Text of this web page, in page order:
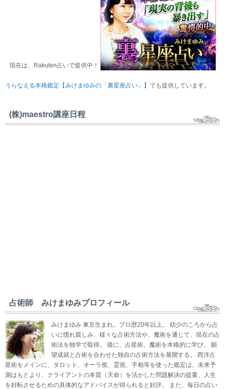
現在は、Rakuten占いで提供中！
うらなえる本格鑑定【みけまゆみの「裏星座占い」】 でも提供しています。
(株)maestro講座日程
占術師 みけまゆみプロフィール
みけまゆみ 東京生まれ。プロ歴20年以上。 幼少のころから占
いに慣れ親しみ、様々な占術方法や、魔術を通じて、現在の占
術法を独学で取得。 後に、占星術、魔術を本格的に学び、 願
望成就と占術を合わせた独自の占術方法を展開する。 西洋占
星術をメインに、タロット、オーラ視、霊視、手相等を使った鑑定は、未来予
測はもとより、クライアントの本質（天命）を活かした問題解決の提案、人生
を好転させるための具体的なアドバイスが得られると好評。 また、毎日の占い